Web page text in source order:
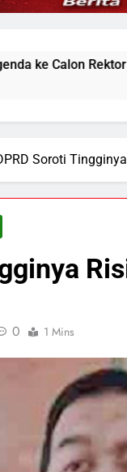
Bhayu Rhama
Soroti
0 1 Mins